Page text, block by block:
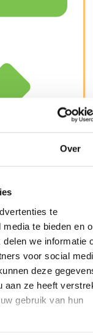
Over
te
te bieden en
we informatie
voor social
deze
aan ze heeft
gebruik van hun
Merk: